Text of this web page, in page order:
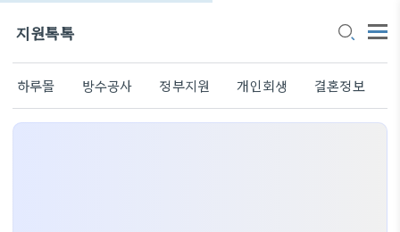
지원톡톡
하루몰 방수공사 정부지원 개인회생 결혼정보